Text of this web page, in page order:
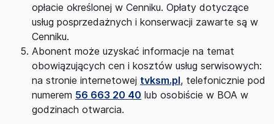
opłacie określonej w Cenniku. Opłaty dotyczące
usług posprzedażnych i konserwacji zawarte są w
Cenniku.
Abonent może uzyskać informacje na temat
obowiązujących cen i kosztów usług serwisowych:
na stronie internetowej tvksm.pl, telefonicznie pod
numerem 56 663 20 40 lub osobiście w BOA w
godzinach otwarcia.